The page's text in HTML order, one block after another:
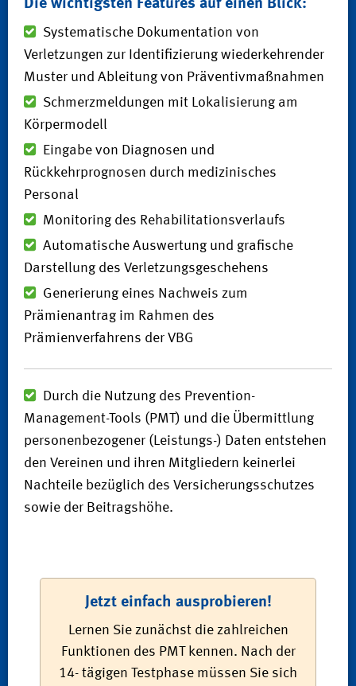
Die wichtigsten Features auf einen Blick:
Systematische Dokumentation von
Verletzungen zur Identifizierung wiederkehrender
Muster und Ableitung von Präventivmaßnahmen
Schmerzmeldungen mit Lokalisierung am
Körpermodell
Eingabe von Diagnosen und
Rückkehrprognosen durch medizinisches
Personal
Monitoring des Rehabilitationsverlaufs
Automatische Auswertung und grafische
Darstellung des Verletzungsgeschehens
Generierung eines Nachweis zum
Prämienantrag im Rahmen des
Prämienverfahrens der VBG
Durch die Nutzung des Prevention-
Management-Tools (PMT) und die Übermittlung
personenbezogener (Leistungs-) Daten entstehen
den Vereinen und ihren Mitgliedern keinerlei
Nachteile bezüglich des Versicherungsschutzes
sowie der Beitragshöhe.
Jetzt einfach ausprobieren!
Lernen Sie zunächst die zahlreichen
Funktionen des PMT kennen. Nach der
14- tägigen Testphase müssen Sie sich